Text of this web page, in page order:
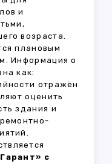
и
возраста.
плановым
Информация о
как:
отражён
оценить
здания и
с